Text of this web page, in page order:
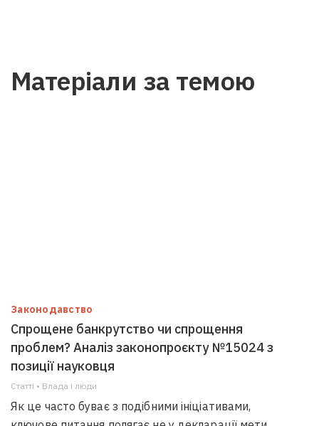
Матеріали за темою
Законодавство
Спрощене банкрутство чи спрощення
проблем? Аналіз законопроєкту №15024 з
позиції науковця
Статті • Влада i люди
Як це часто буває з подібними ініціативами,